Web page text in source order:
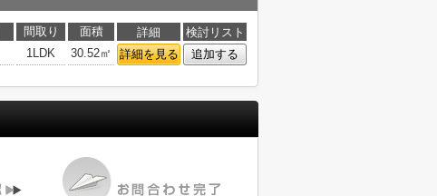
間取り 面積 詳細
検討リスト
1LDK 30.52㎡ 詳細を見る 追加する